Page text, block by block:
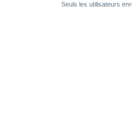
Seuls les utilisateurs